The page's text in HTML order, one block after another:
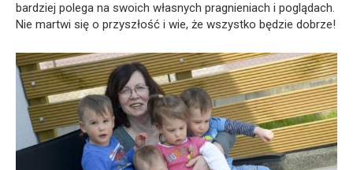
bardziej polega na swoich własnych pragnieniach i poglądach.
Nie martwi się o przyszłość i wie, że wszystko będzie dobrze!